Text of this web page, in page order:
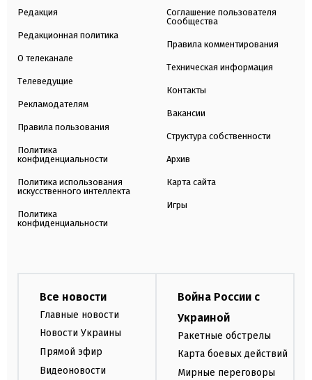
Редакция
Редакционная политика
О телеканале
Телеведущие
Рекламодателям
Правила пользования
Политика
конфиденциальности
Политика использования
искусственного интеллекта
Политика
конфиденциальности
Соглашение пользователя
Сообщества
Правила комментирования
Техническая информация
Контакты
Вакансии
Структура собственности
Архив
Карта сайта
Игры
Все новости
Главные новости
Новости Украины
Прямой эфир
Видеоновости
Война России с
Украиной
Ракетные обстрелы
Карта боевых действий
Мирные переговоры